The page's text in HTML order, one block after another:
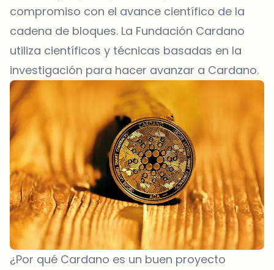
compromiso con el avance científico de la
cadena de bloques. La Fundación Cardano
utiliza científicos y técnicas basadas en la
investigación para hacer avanzar a Cardano.
¿Por qué Cardano es un buen proyecto